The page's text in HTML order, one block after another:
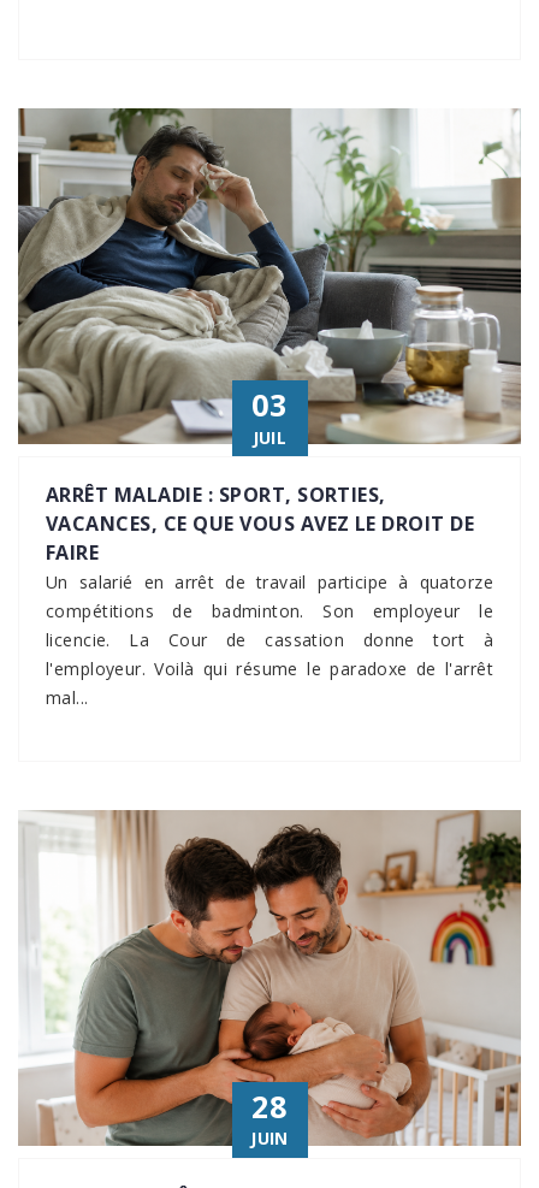
03
JUIL
ARRÊT MALADIE : SPORT, SORTIES,
VACANCES, CE QUE VOUS AVEZ LE DROIT DE
FAIRE
Un salarié en arrêt de travail participe à quatorze
compétitions de badminton. Son employeur le
licencie. La Cour de cassation donne tort à
l'employeur. Voilà qui résume le paradoxe de l'arrêt
mal...
28
JUIN